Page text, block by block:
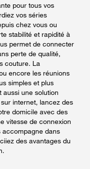
pour tous vos
vos séries
chez vous ou
stabilité et rapidité à
permet de connecter
perte de qualité,
couture. La
encore les réunions
simples et plus
aussi une solution
internet, lancez des
domicile avec des
vitesse de connexion
accompagne dans
des avantages du